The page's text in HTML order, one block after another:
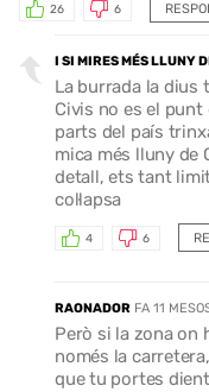
26 6
I SI MIRES MÉS LLUNY
La burrada la dius
Civis no es el
parts del país
mica més lluny de
detall, ets tant
col·lapsa
4 6
RAONADOR FA 11
Però si la zona on
només la
que tu portes